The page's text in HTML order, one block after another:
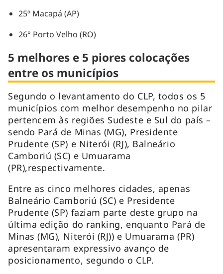
25º Macapá (AP)
26° Porto Velho (RO)
5 melhores e 5 piores colocações
entre os municípios
Segundo o levantamento do CLP, todos os 5
municípios com melhor desempenho no pilar
pertencem às regiões Sudeste e Sul do país –
sendo Pará de Minas (MG), Presidente
Prudente (SP) e Niterói (RJ), Balneário
Camboriú (SC) e Umuarama
(PR),respectivamente.
Entre as cinco melhores cidades, apenas
Balneário Camboriú (SC) e Presidente
Prudente (SP) faziam parte deste grupo na
última edição do ranking, enquanto Pará de
Minas (MG), Niterói (RJ)) e Umuarama (PR)
apresentaram expressivo avanço de
posicionamento, segundo o CLP.